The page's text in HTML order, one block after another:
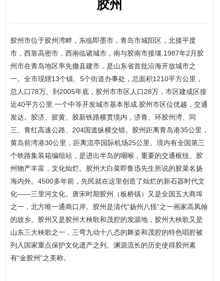
胶州
胶州市位于胶州湾畔，东临即墨市，青岛市城阳区，北接平度
市，西靠高密市，西南临诸城市，南与胶南市接壤.1987年2月胶
州市在青岛地区率先撤县建市，是山东省首批沿海开放城市之
一。全市现辖13个镇、5个街道办事处，总面积1210平方公里，
总人口78万。到2005年底，胶州市市区人口28万，市区建成区接
近40平方公里.一个中等开发城市基本形成.胶州市区位优越，交通
发达。胶济、胶黄、胶新铁路横贯境内，济青、环胶州湾、同
三、青红高速公路、204国道纵横交错。胶州距离青岛港35公里，
黄岛前湾港30公里，距离流亭国际机场25公里。境内有全国第三
个铁路集装箱编组站，是进出半岛的咽喉，重要的交通枢纽。胶
州物产丰富，文化灿烂。胶州大白菜即鲁迅先生所说的胶菜名扬
海内外。4500多年前，先民就在这里创造了灿烂的新石器时代文
化——三里河文化。唐宋时期胶州（板桥镇）又是全国五大商埠
之一，北方唯一通商口岸。胶州是清代“扬州八怪”之一画家高凤翰
的故乡。胶州又是胶州大秧歌和茂腔的发源地，胶州大秧歌又是
山东三大秧歌之一，三弯九动十八态的舞姿和茂腔的特色唱腔被
列入国家重点保护文化遗产之列。渊源流长的历史使得胶州素
有“金胶州”之美称。